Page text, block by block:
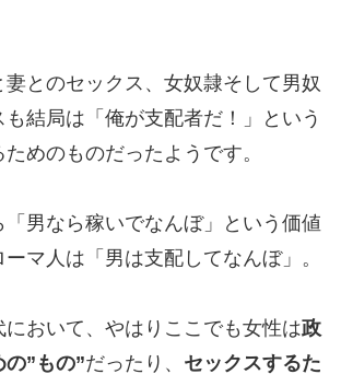
とのセックス、女奴隷そして男奴
結局は「俺が支配者だ！」という
めのものだったようです。
「男なら稼いでなんぼ」という価値
マ人は「男は支配してなんぼ」。
において、やはりここでも女性は政
”もの”だったり、 セックスするた